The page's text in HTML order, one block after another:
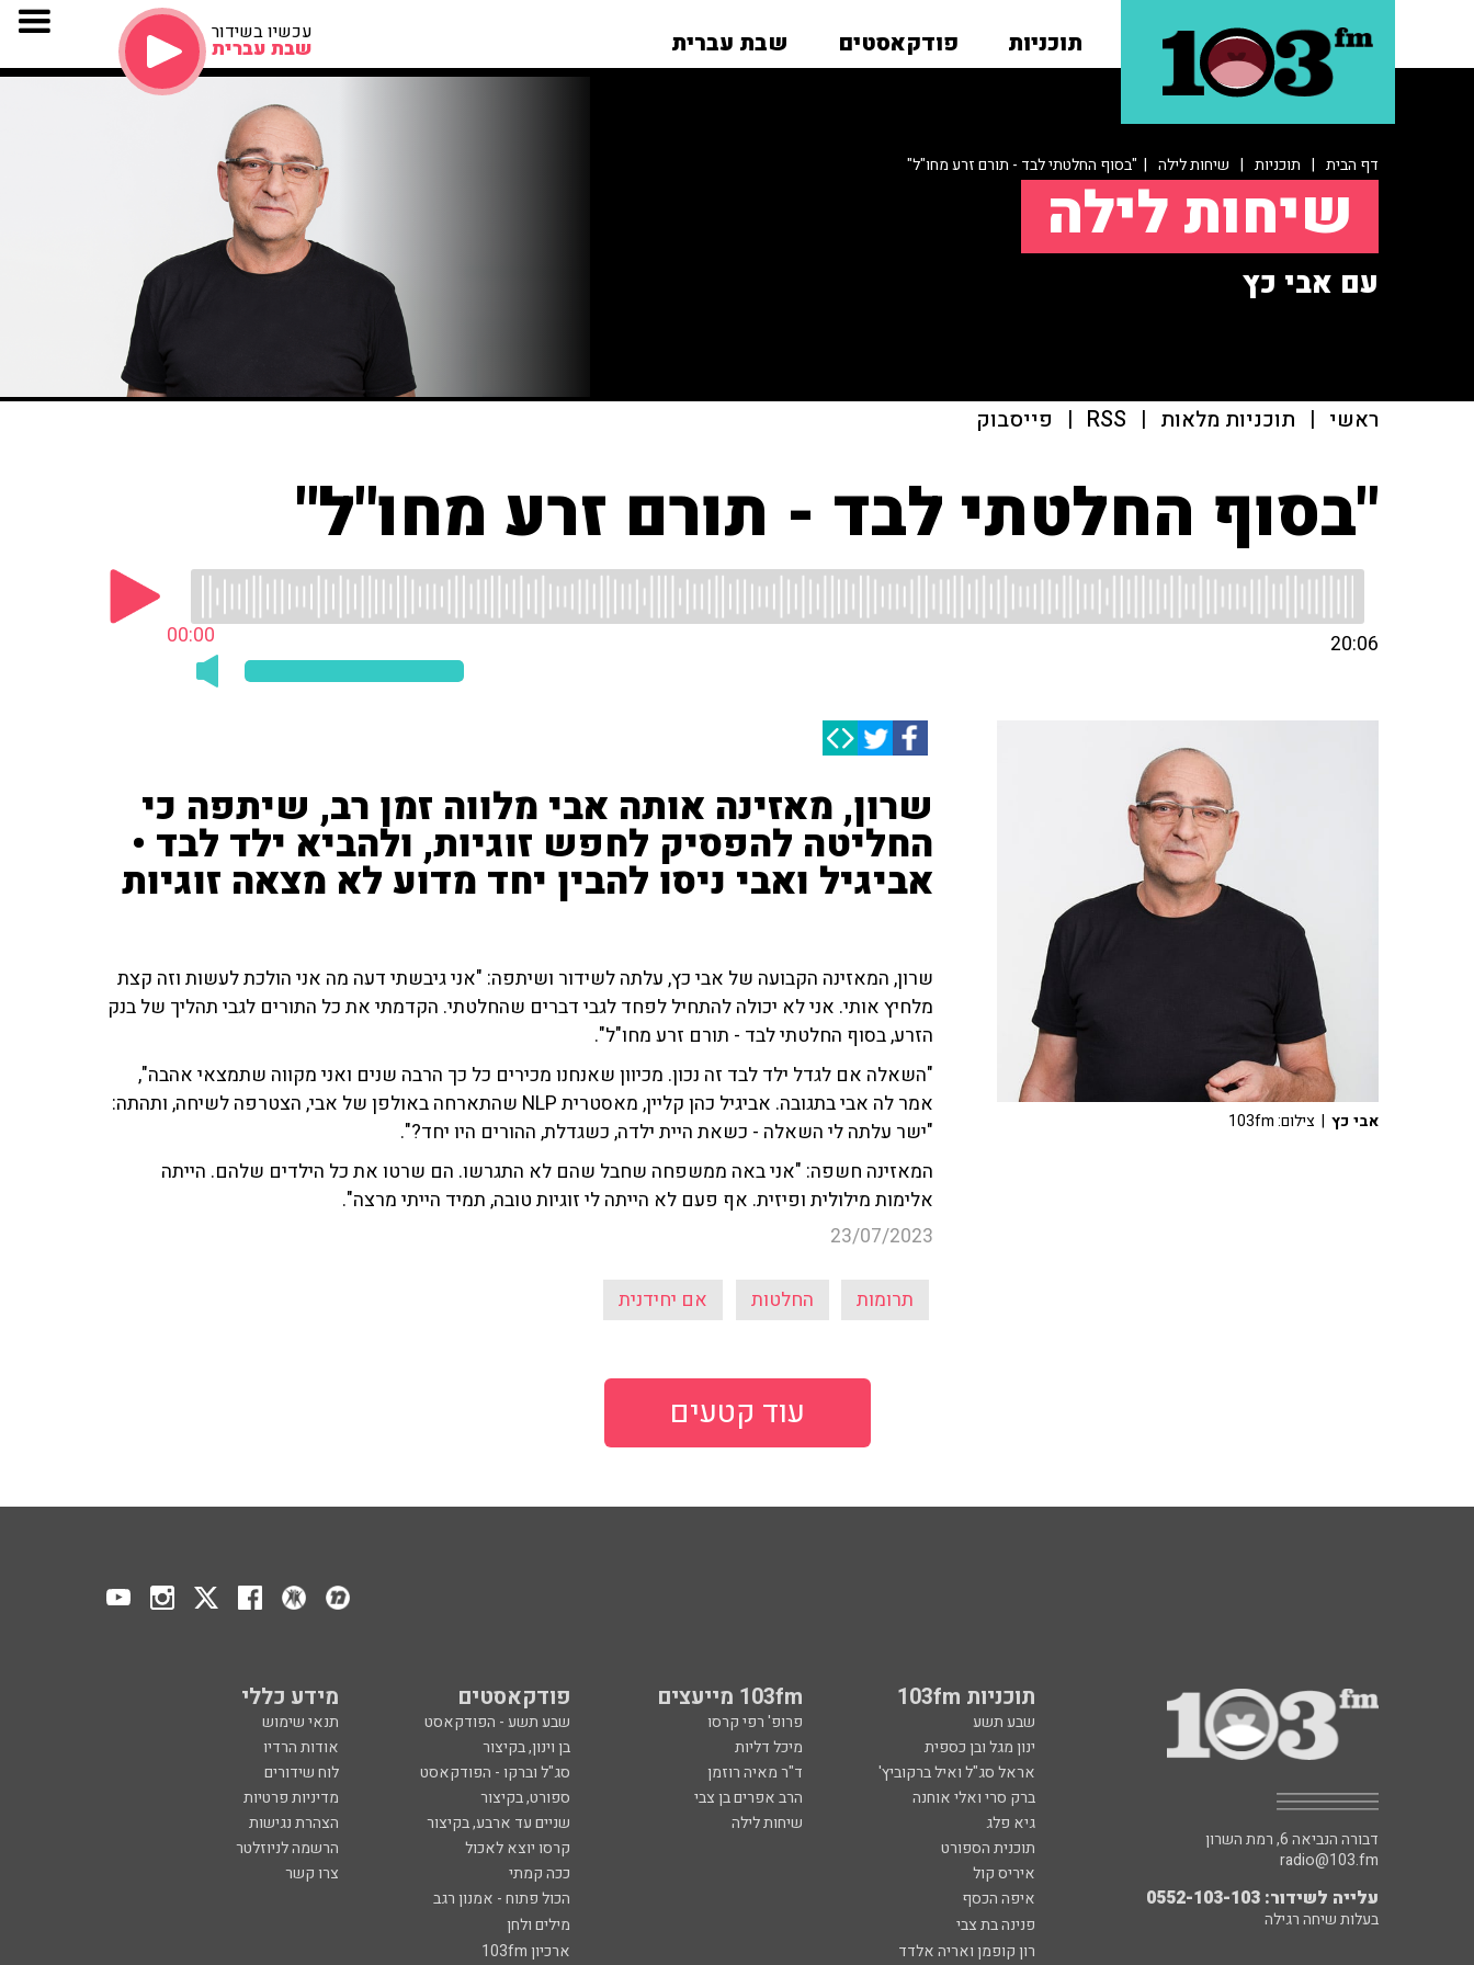
תוכניות פודקאסטים שבת עברית עכשיו בשידור
שבת עברית
דף הבית | תוכניות | שיחות לילה | "בסוף החלטתי לבד - תורם זרע מחו"ל"
שיחות לילה
עם אבי כץ
ראשי | תוכניות מלאות |
RSS
| פייסבוק
"בסוף החלטתי לבד - תורם זרע מחו"ל"
00:00 20:06
שרון, מאזינה אותה אבי מלווה זמן רב, שיתפה כי
החליטה להפסיק לחפש זוגיות, ולהביא ילד לבד •
אביגיל ואבי ניסו להבין יחד מדוע לא מצאה זוגיות
שרון, המאזינה הקבועה של אבי כץ, עלתה לשידור ושיתפה: "אני גיבשתי דעה מה אני הולכת לעשות וזה קצת
מלחיץ אותי. אני לא יכולה להתחיל לפחד לגבי דברים שהחלטתי. הקדמתי את כל התורים לגבי תהליך של בנק
הזרע, בסוף החלטתי לבד - תורם זרע מחו"ל".
"השאלה אם לגדל ילד לבד זה נכון. מכיוון שאנחנו מכירים כל כך הרבה שנים ואני מקווה שתמצאי אהבה",
אמר לה אבי בתגובה. אביגיל כהן קליין, מאסטרית NLP שהתארחה באולפן של אבי, הצטרפה לשיחה, ותהתה:
"ישר עלתה לי השאלה - כשאת היית ילדה, כשגדלת, ההורים היו יחד?".
המאזינה חשפה: "אני באה ממשפחה שחבל שהם לא התגרשו. הם שרטו את כל הילדים שלהם. הייתה
אלימות מילולית ופיזית. אף פעם לא הייתה לי זוגיות טובה, תמיד הייתי מרצה".
23/07/2023
תרומות החלטות אם יחידנית
אבי כץ | צילום: 103fm
עוד קטעים
תוכניות 103fm 103fm מייעצים פודקאסטים מידע כללי
שבע תשע פרופ' רפי קרסו שבע תשע - הפודקאסט
תנאי שימוש
ינון מגל ובן כספית
מיכל דליות בן וינון, בקיצור
אודות הרדיו
אראל סג"ל ואיל ברקוביץ'
ד"ר מאיה רוזמן סג"ל וברקו - הפודקאסט
לוח שידורים
ברק סרי ואלי אוחנה
הרב אפרים בן צבי ספורט, בקיצור
מדיניות פרטיות
גיא פלג
שיחות לילה שניים עד ארבע, בקיצור
הצהרת נגישות
תוכנית הספורט
קרסו יוצא לאכול
הרשמה לניוזלטר
איריס קול
ככה קמתי
צרו קשר
איפה הכסף
הכול פתוח - אמנון רגב
פנינה בת צבי
מילים ולחן
רון קופמן ואריה אלדד
ארכיון 103fm
דבורה הנביאה 6, רמת השרון
radio@103.fm
עלייה לשידור: 0552-103-103
בעלות שיחה רגילה